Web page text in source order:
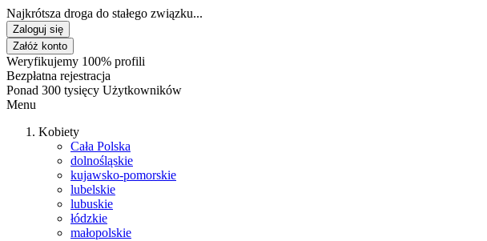
Najkrótsza droga do stałego związku...
Zaloguj się
Załóż konto
Weryfikujemy 100% profili
Bezpłatna rejestracja
Ponad 300 tysięcy Użytkowników
Menu
Kobiety
Cała Polska
dolnośląskie
kujawsko-pomorskie
lubelskie
lubuskie
łódzkie
małopolskie